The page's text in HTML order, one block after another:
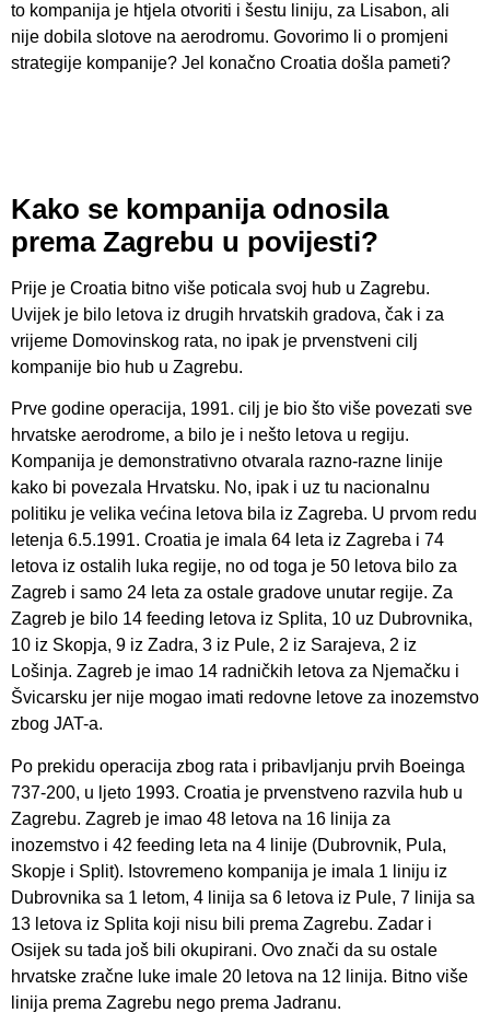
to kompanija je htjela otvoriti i šestu liniju, za Lisabon, ali
nije dobila slotove na aerodromu. Govorimo li o promjeni
strategije kompanije? Jel konačno Croatia došla pameti?
Kako se kompanija odnosila
prema Zagrebu u povijesti?
Prije je Croatia bitno više poticala svoj hub u Zagrebu.
Uvijek je bilo letova iz drugih hrvatskih gradova, čak i za
vrijeme Domovinskog rata, no ipak je prvenstveni cilj
kompanije bio hub u Zagrebu.
Prve godine operacija, 1991. cilj je bio što više povezati sve
hrvatske aerodrome, a bilo je i nešto letova u regiju.
Kompanija je demonstrativno otvarala razno-razne linije
kako bi povezala Hrvatsku. No, ipak i uz tu nacionalnu
politiku je velika većina letova bila iz Zagreba. U prvom redu
letenja 6.5.1991. Croatia je imala 64 leta iz Zagreba i 74
letova iz ostalih luka regije, no od toga je 50 letova bilo za
Zagreb i samo 24 leta za ostale gradove unutar regije. Za
Zagreb je bilo 14 feeding letova iz Splita, 10 uz Dubrovnika,
10 iz Skopja, 9 iz Zadra, 3 iz Pule, 2 iz Sarajeva, 2 iz
Lošinja. Zagreb je imao 14 radničkih letova za Njemačku i
Švicarsku jer nije mogao imati redovne letove za inozemstvo
zbog JAT-a.
Po prekidu operacija zbog rata i pribavljanju prvih Boeinga
737-200, u ljeto 1993. Croatia je prvenstveno razvila hub u
Zagrebu. Zagreb je imao 48 letova na 16 linija za
inozemstvo i 42 feeding leta na 4 linije (Dubrovnik, Pula,
Skopje i Split). Istovremeno kompanija je imala 1 liniju iz
Dubrovnika sa 1 letom, 4 linija sa 6 letova iz Pule, 7 linija sa
13 letova iz Splita koji nisu bili prema Zagrebu. Zadar i
Osijek su tada još bili okupirani. Ovo znači da su ostale
hrvatske zračne luke imale 20 letova na 12 linija. Bitno više
linija prema Zagrebu nego prema Jadranu.